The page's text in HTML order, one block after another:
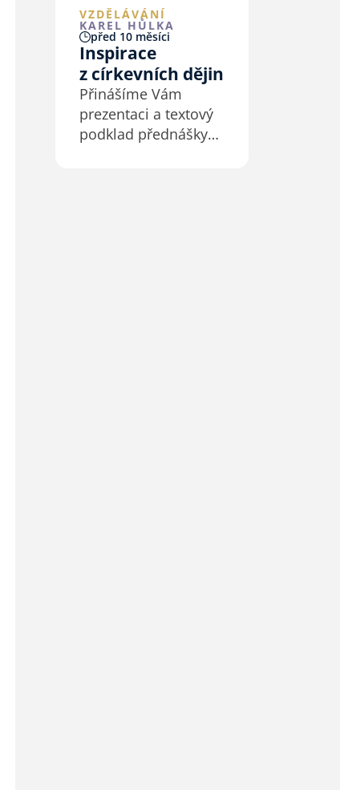
v církvi, které se
bude konat v pondělí
1. prosince 2025.
VZDĚLÁVÁNÍ
KAREL HŮLKA
před 10 měsíci
Inspirace
z církevních dějin
Přinášíme Vám
prezentaci a textový
podklad přednášky